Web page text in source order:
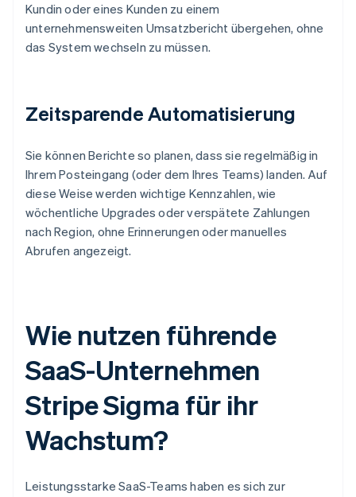
Kundin oder eines Kunden zu einem
unternehmensweiten Umsatzbericht übergehen, ohne
das System wechseln zu müssen.
Zeitsparende Automatisierung
Sie können Berichte so planen, dass sie regelmäßig in
Ihrem Posteingang (oder dem Ihres Teams) landen. Auf
diese Weise werden wichtige Kennzahlen, wie
wöchentliche Upgrades oder verspätete Zahlungen
nach Region, ohne Erinnerungen oder manuelles
Abrufen angezeigt.
Wie nutzen führende
SaaS-Unternehmen
Stripe Sigma für ihr
Wachstum?
Leistungsstarke SaaS-Teams haben es sich zur